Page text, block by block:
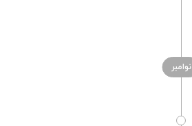
نوامبر